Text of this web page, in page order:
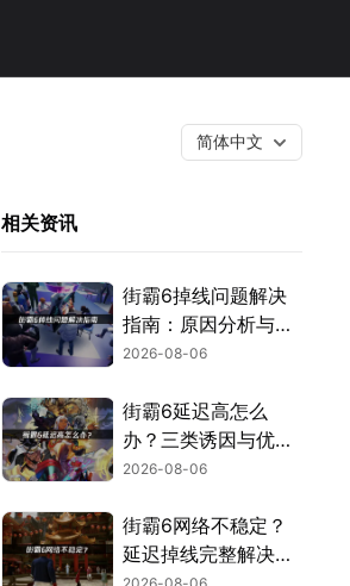
简体中文
相关资讯
街霸6掉线问题解决
指南：原因分析与网
络优化技巧！
2026-08-06
街霸6延迟高怎么
办？三类诱因与优化
解决方案！
2026-08-06
街霸6网络不稳定？
延迟掉线完整解决指